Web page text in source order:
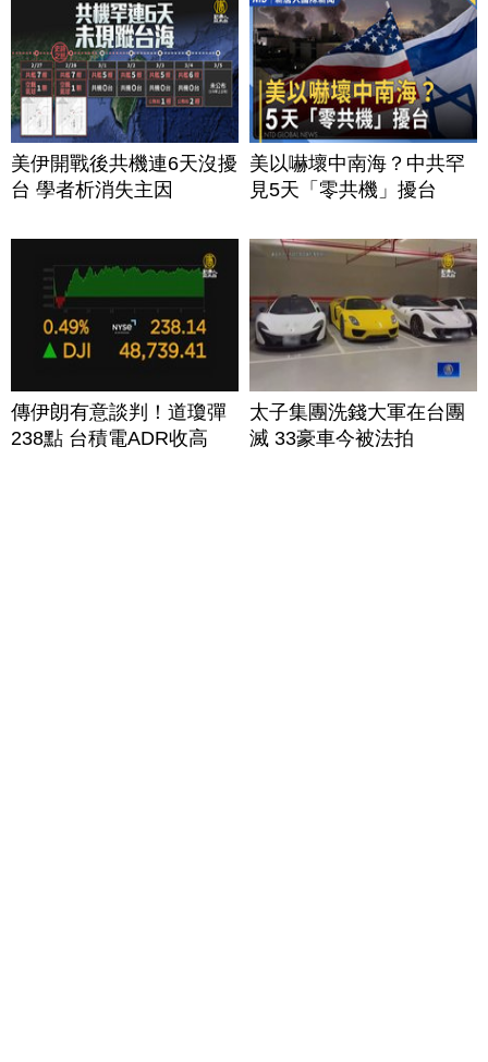
美伊開戰後共機連6天沒擾
台 學者析消失主因
美以嚇壞中南海？中共罕
見5天「零共機」擾台
傳伊朗有意談判！道瓊彈
238點 台積電ADR收高
太子集團洗錢大軍在台團
滅 33豪車今被法拍